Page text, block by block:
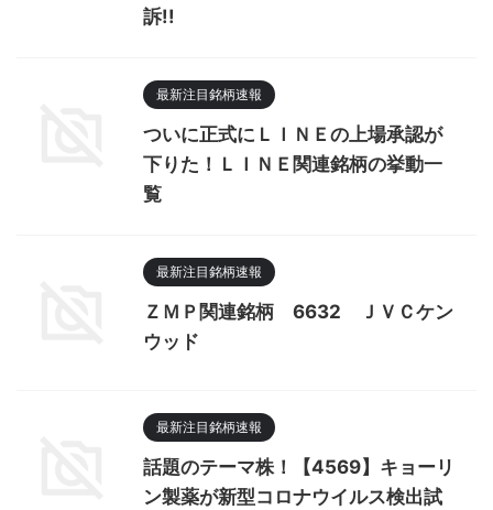
訴!!
最新注目銘柄速報
ついに正式にＬＩＮＥの上場承認が
下りた！ＬＩＮＥ関連銘柄の挙動一
覧
最新注目銘柄速報
ＺＭＰ関連銘柄 6632 ＪＶＣケン
ウッド
最新注目銘柄速報
話題のテーマ株！【4569】キョーリ
ン製薬が新型コロナウイルス検出試